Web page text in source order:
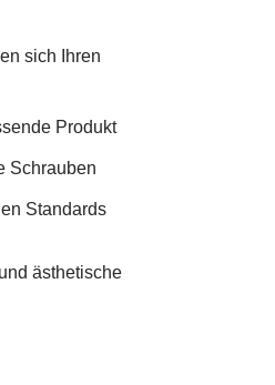
sich Ihren
Produkt
Schrauben
Standards
ästhetische